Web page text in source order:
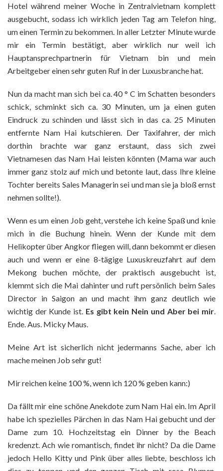
Hotel während meiner Woche in Zentralvietnam komplett
ausgebucht, sodass ich wirklich jeden Tag am Telefon hing,
um einen Termin zu bekommen. In aller Letzter Minute wurde
mir ein Termin bestätigt, aber wirklich nur weil ich
Hauptansprechpartnerin für Vietnam bin und mein
Arbeitgeber einen sehr guten Ruf in der Luxusbranche hat.
Nun da macht man sich bei ca. 40 ° C im Schatten besonders
schick, schminkt sich ca. 30 Minuten, um ja einen guten
Eindruck zu schinden und lässt sich in das ca. 25 Minuten
entfernte Nam Hai kutschieren. Der Taxifahrer, der mich
dorthin brachte war ganz erstaunt, dass sich zwei
Vietnamesen das Nam Hai leisten könnten (Mama war auch
immer ganz stolz auf mich und betonte laut, dass Ihre kleine
Tochter bereits Sales Managerin sei und man sie ja bloß ernst
nehmen sollte!).
Wenn es um einen Job geht, verstehe ich keine Spaß und knie
mich in die Buchung hinein. Wenn der Kunde mit dem
Helikopter über Angkor fliegen will, dann bekommt er diesen
auch und wenn er eine 8-tägige Luxuskreuzfahrt auf dem
Mekong buchen möchte, der praktisch ausgebucht ist,
klemmt sich die Mai dahinter und ruft persönlich beim Sales
Director in Saigon an und macht ihm ganz deutlich wie
wichtig der Kunde ist. Es gibt kein Nein und Aber bei mir
Ende. Aus. Micky Maus.
Meine Art ist sicherlich nicht jedermanns Sache, aber ich
mache meinen Job sehr gut!
Mir reichen keine 100 %, wenn ich 120 % geben kann:)
Da fällt mir eine schöne Anekdote zum Nam Hai ein. Im April
habe ich spezielles Pärchen in das Nam Hai gebucht und der
Dame zum 10. Hochzeitstag ein Dinner by the Beach
kredenzt. Ach wie romantisch, findet ihr nicht? Da die Dame
jedoch Hello Kitty und Pink über alles liebte, beschloss ich